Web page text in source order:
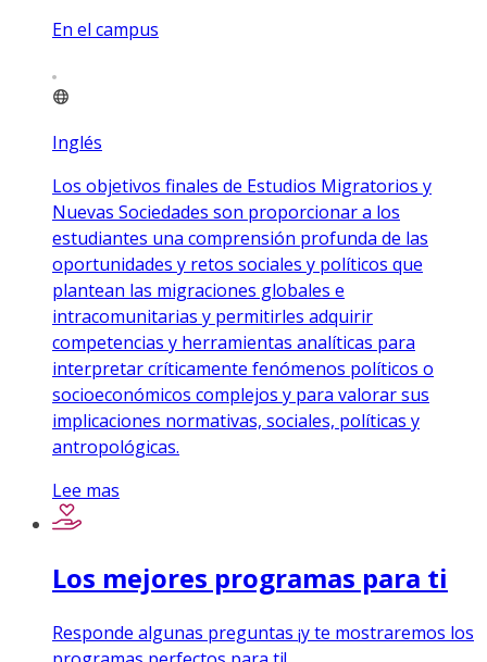
En el campus
Inglés
Los objetivos finales de Estudios Migratorios y
Nuevas Sociedades son proporcionar a los
estudiantes una comprensión profunda de las
oportunidades y retos sociales y políticos que
plantean las migraciones globales e
intracomunitarias y permitirles adquirir
competencias y herramientas analíticas para
interpretar críticamente fenómenos políticos o
socioeconómicos complejos y para valorar sus
implicaciones normativas, sociales, políticas y
antropológicas.
Lee mas
Los mejores programas para ti
Responde algunas preguntas ¡y te mostraremos los